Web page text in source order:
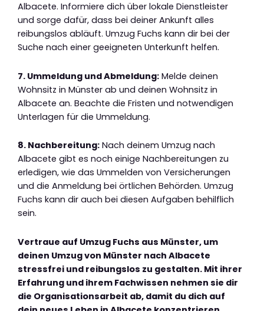
Albacete. Informiere dich über lokale Dienstleister
und sorge dafür, dass bei deiner Ankunft alles
reibungslos abläuft. Umzug Fuchs kann dir bei der
Suche nach einer geeigneten Unterkunft helfen.
7. Ummeldung und Abmeldung: Melde deinen
Wohnsitz in Münster ab und deinen Wohnsitz in
Albacete an. Beachte die Fristen und notwendigen
Unterlagen für die Ummeldung.
8. Nachbereitung: Nach deinem Umzug nach
Albacete gibt es noch einige Nachbereitungen zu
erledigen, wie das Ummelden von Versicherungen
und die Anmeldung bei örtlichen Behörden. Umzug
Fuchs kann dir auch bei diesen Aufgaben behilflich
sein.
Vertraue auf Umzug Fuchs aus Münster, um
deinen Umzug von Münster nach Albacete
stressfrei und reibungslos zu gestalten. Mit ihrer
Erfahrung und ihrem Fachwissen nehmen sie dir
die Organisationsarbeit ab, damit du dich auf